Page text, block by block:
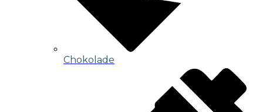
Chokolade